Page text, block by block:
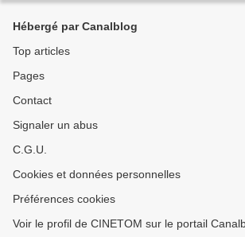
Hébergé par Canalblog
Top articles
Pages
Contact
Signaler un abus
C.G.U.
Cookies et données personnelles
Préférences cookies
Voir le profil de CINETOM sur le portail